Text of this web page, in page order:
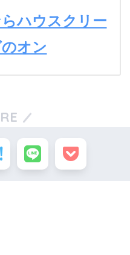
ハウスクリー
オン